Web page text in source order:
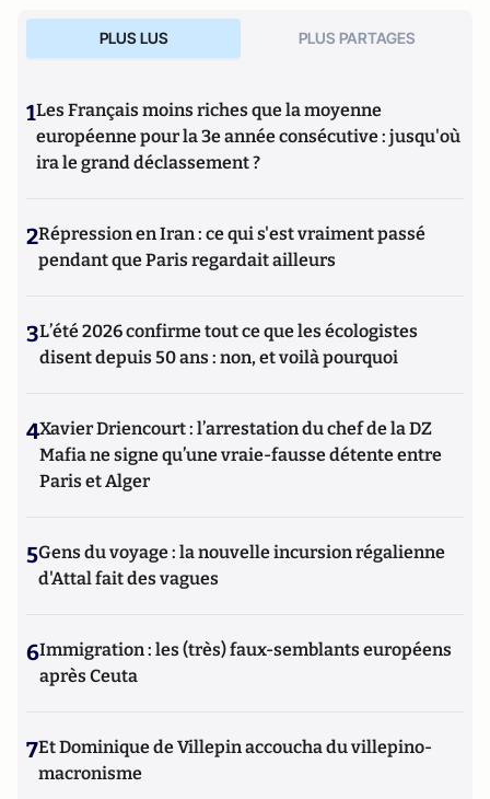
PLUS LUS PLUS PARTAGES
1Les Français moins riches que la moyenne
européenne pour la 3e année consécutive : jusqu'où
ira le grand déclassement ?
2Répression en Iran : ce qui s'est vraiment passé
pendant que Paris regardait ailleurs
3L’été 2026 confirme tout ce que les écologistes
disent depuis 50 ans : non, et voilà pourquoi
4Xavier Driencourt : l’arrestation du chef de la DZ
Mafia ne signe qu’une vraie-fausse détente entre
Paris et Alger
5Gens du voyage : la nouvelle incursion régalienne
d'Attal fait des vagues
6Immigration : les (très) faux-semblants européens
après Ceuta
7Et Dominique de Villepin accoucha du villepino-
macronisme